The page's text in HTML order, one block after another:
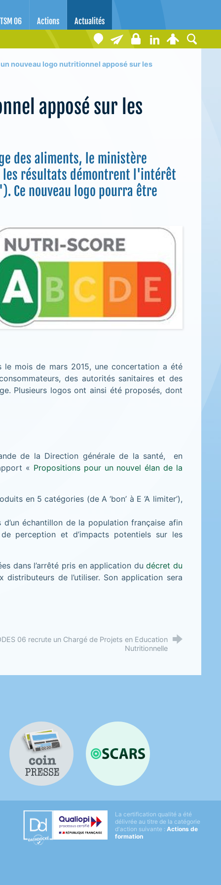
06 Actions Actualités
nouveau logo nutritionnel apposé sur les
apposé sur les
des aliments, le ministère
les résultats démontrent l'intérêt
Ce nouveau logo pourra être
mois de mars 2015, une concertation a été
des autorités sanitaires et des
Plusieurs logos ont ainsi été proposés, dont
de la Direction générale de la santé, en
« Propositions pour un nouvel élan de la
en 5 catégories (de A ‘bon’ à E ‘A limiter’),
échantillon de la population française afin
perception et d’impacts potentiels sur les
dans l’arrêté pris en application dudécret du
de l’utiliser. Son application sera
06 recrute un Chargé de Projets en Education
Nutritionnelle
Coin presse OSCARS
Datadock Qualiopi
La certification qualité a été
délivrée au titre de la catégorie
d'action suivante : Actions de
formation